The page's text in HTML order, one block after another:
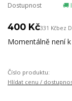
Dostupnost 🚚
400 Kč331 Kčbez
Momentálně není
Číslo produktu:
Hlídat cenu /